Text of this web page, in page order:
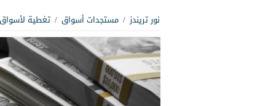
نور تريندز / مستجدات أسواق / تغطية